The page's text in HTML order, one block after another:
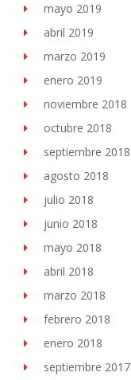
mayo 2019
abril 2019
marzo 2019
enero 2019
noviembre 2018
octubre 2018
septiembre 2018
agosto 2018
julio 2018
junio 2018
mayo 2018
abril 2018
marzo 2018
febrero 2018
enero 2018
septiembre 2017